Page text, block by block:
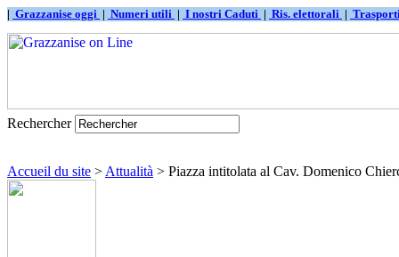
| Grazzanise oggi | Numeri utili | I nostri Caduti | Ris. elettorali |
Rechercher
Accueil du site > Attualità > Piazza intitolata al Cav. Domenico